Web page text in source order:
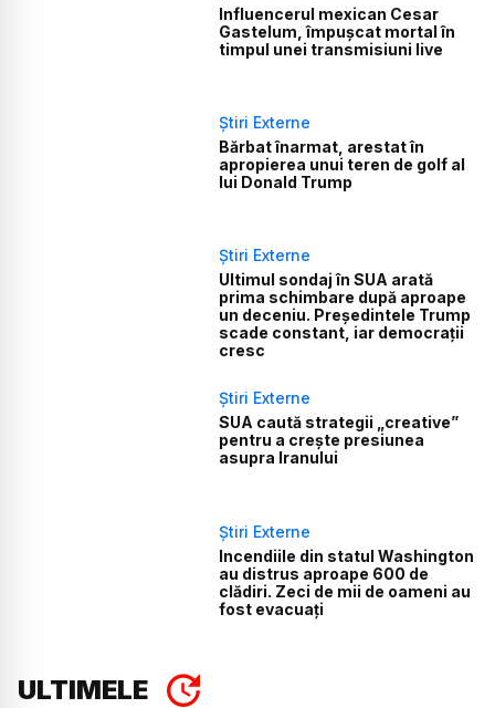
Influencerul mexican Cesar
Gastelum, împușcat mortal în
timpul unei transmisiuni live
Știri Externe
Bărbat înarmat, arestat în
apropierea unui teren de golf al
lui Donald Trump
Știri Externe
Ultimul sondaj în SUA arată
prima schimbare după aproape
un deceniu. Președintele Trump
scade constant, iar democrații
cresc
Știri Externe
SUA caută strategii „creative”
pentru a crește presiunea
asupra Iranului
Știri Externe
Incendiile din statul Washington
au distrus aproape 600 de
clădiri. Zeci de mii de oameni au
fost evacuați
ULTIMELE